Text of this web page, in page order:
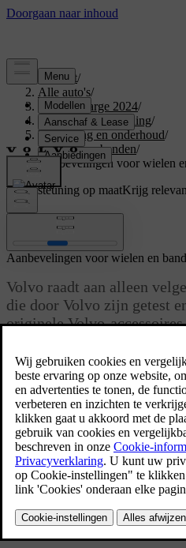
Support/
Alle auto's/
C40 Recharge 2024/
Gebruikershandleiding/
Verzorging en onderhoud/
Wielen en banden/
Aanbevelingen voor wielen
Ondersteuning op maatKrijg
auto.
Bijgewerkt 30-03-2026
Aanbevelingen voor wielen en
Volvo raadt aan alleen
die door Volvo zijn getest
originele Volvo-
Aanbevolen banden
Bij aflevering is de auto voorzien
aan de zijkant het opschrift POL[1].
afgestemd op de auto. Bij
belangrijk dat de nieuwe banden
rijeigenschappen, het comfort en
behouden blijven.
Originele banden